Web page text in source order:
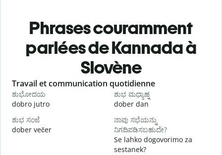
Phrases couramment
parlées de Kannada à
Slovène
Slide 1 of 6
Travail et communication quotidienne
ಶುಭೋದಯ
dobro jutro
ಶುಭ ಮಧ್ಯಾಹ್ನ
dober dan
ಶುಭ ಸಂಜೆ
dober večer
ನಾವು ಸಭೆಯನ್ನು
ನಿಗದಿಪಡಿಸಬಹುದೇ?
Se lahko dogovorimo za
sestanek?